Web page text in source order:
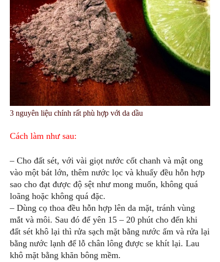
3 nguyên liệu chính rất phù hợp với da dầu
Cách làm như sau:
– Cho đất sét, với vài giọt nước cốt chanh và mật ong
vào một bát lớn, thêm nước lọc và khuấy đều hỗn hợp
sao cho đạt được độ sệt như mong muốn, không quá
loãng hoặc không quá đặc.
– Dùng cọ thoa đều hỗn hợp lên da mặt, tránh vùng
mắt và môi. Sau đó để yên 15 – 20 phút cho đến khi
đất sét khô lại thì rửa sạch mặt bằng nước ấm và rửa lại
bằng nước lạnh để lỗ chân lông được se khít lại. Lau
khô mặt bằng khăn bông mềm.